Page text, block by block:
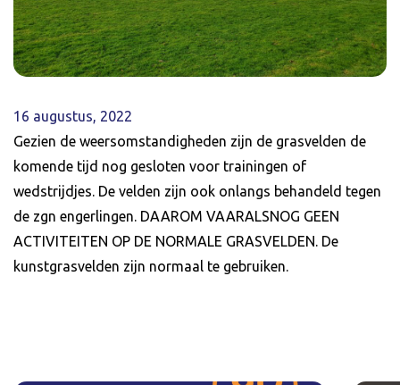
16 augustus, 2022
Gezien de weersomstandigheden zijn de grasvelden de
komende tijd nog gesloten voor trainingen of
wedstrijdjes. De velden zijn ook onlangs behandeld tegen
de zgn engerlingen. DAAROM VAARALSNOG GEEN
ACTIVITEITEN OP DE NORMALE GRASVELDEN. De
kunstgrasvelden zijn normaal te gebruiken.